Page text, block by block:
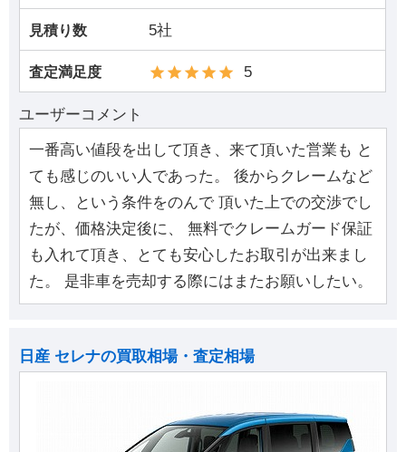
見積り数 5社
査定満足度 5
ユーザーコメント
一番高い値段を出して頂き、来て頂いた営業も と
ても感じのいい人であった。 後からクレームなど
無し、という条件をのんで 頂いた上での交渉でし
たが、価格決定後に、 無料でクレームガード保証
も入れて頂き、とても安心したお取引が出来まし
た。 是非車を売却する際にはまたお願いしたい。
日産 セレナの買取相場・査定相場